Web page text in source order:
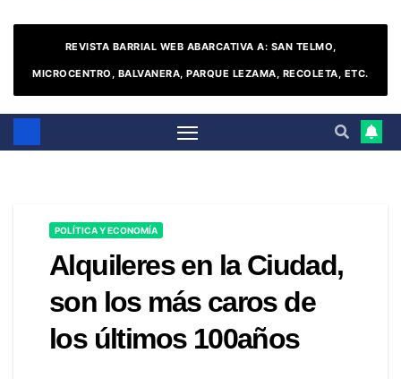
REVISTA BARRIAL WEB ABARCATIVA A: SAN TELMO,
MICROCENTRO, BALVANERA, PARQUE LEZAMA, RECOLETA, ETC.
POLÍTICA Y ECONOMÍA
Alquileres en la Ciudad,
son los más caros de
los últimos 100años